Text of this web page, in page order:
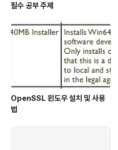
필수 공부 주제
OpenSSL 윈도우 설치 및 사용
법